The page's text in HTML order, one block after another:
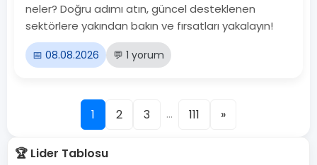
neler? Doğru adımı atın, güncel desteklenen
sektörlere yakından bakın ve fırsatları yakalayın!
📅 08.08.2026 💬 1 yorum
1 2 3 ... 111 »
🏆 Lider Tablosu